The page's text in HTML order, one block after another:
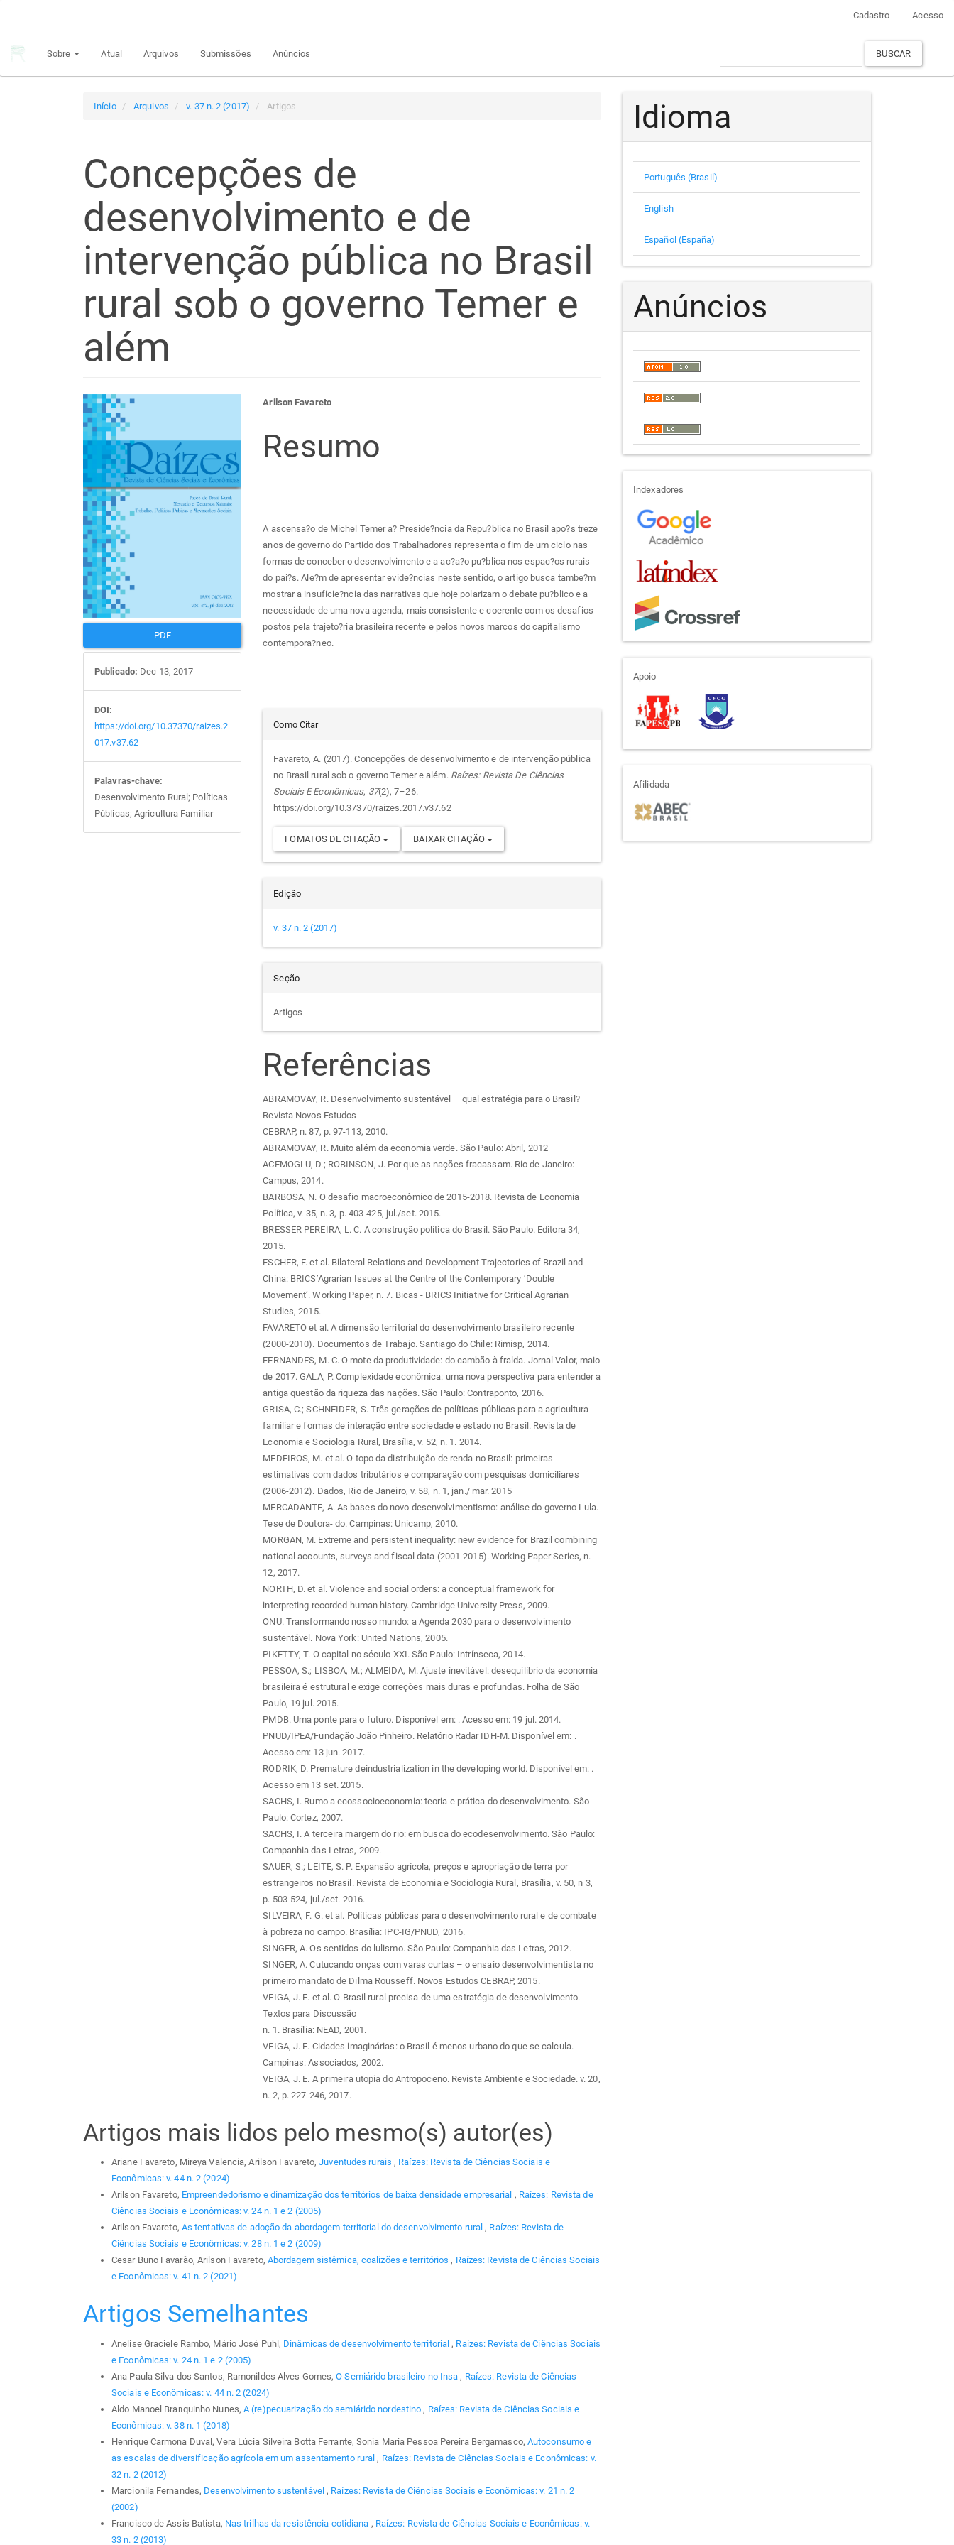
principal
Cadastro Acesso
Sobre Atual Arquivos Submissões Anúncios BUSCAR
Início Arquivos v. 37 n. 2 (2017) Artigos
Concepções de
desenvolvimento e de
intervenção pública no Brasil
rural sob o governo Temer e
além
Barra
lateral
de
artigos
PDF
Publicado: Dec 13, 2017
DOI:
https://doi.org/10.37370/raizes.2
017.v37.62
Palavras-chave:
Desenvolvimento Rural; Políticas
Públicas; Agricultura Familiar
Conteúdo
do
principal
Arilson Favareto
Resumo
A ascensa?o de Michel Temer a? Preside?ncia da Repu?blica no Brasil apo?s treze
anos de governo do Partido dos Trabalhadores representa o fim de um ciclo nas
formas de conceber o desenvolvimento e a ac?a?o pu?blica nos espac?os rurais
do pai?s. Ale?m de apresentar evide?ncias neste sentido, o artigo busca tambe?m
mostrar a insuficie?ncia das narrativas que hoje polarizam o debate pu?blico e a
necessidade de uma nova agenda, mais consistente e coerente com os desafios
postos pela trajeto?ria brasileira recente e pelos novos marcos do capitalismo
contempora?neo.
Detalhes
do
artigo
Como Citar
Favareto, A. (2017). Concepções de desenvolvimento e de intervenção pública
no Brasil rural sob o governo Temer e além. Raízes: Revista De Ciências
Sociais E Econômicas, 37(2), 7–26.
https://doi.org/10.37370/raizes.2017.v37.62
FOMATOS DE CITAÇÃO BAIXAR CITAÇÃO
Edição
v. 37 n. 2 (2017)
Seção
Artigos
Referências
ABRAMOVAY, R. Desenvolvimento sustentável – qual estratégia para o Brasil?
Revista Novos Estudos
CEBRAP, n. 87, p. 97-113, 2010.
ABRAMOVAY, R. Muito além da economia verde. São Paulo: Abril, 2012
ACEMOGLU, D.; ROBINSON, J. Por que as nações fracassam. Rio de Janeiro:
Campus, 2014.
BARBOSA, N. O desafio macroeconômico de 2015-2018. Revista de Economia
Política, v. 35, n. 3, p. 403-425, jul./set. 2015.
BRESSER PEREIRA, L. C. A construção política do Brasil. São Paulo. Editora 34,
2015.
ESCHER, F. et al. Bilateral Relations and Development Trajectories of Brazil and
China: BRICS’Agrarian Issues at the Centre of the Contemporary ‘Double
Movement’. Working Paper, n. 7. Bicas - BRICS Initiative for Critical Agrarian
Studies, 2015.
FAVARETO et al. A dimensão territorial do desenvolvimento brasileiro recente
(2000-2010). Documentos de Trabajo. Santiago do Chile: Rimisp, 2014.
FERNANDES, M. C. O mote da produtividade: do cambão à fralda. Jornal Valor, maio
de 2017. GALA, P. Complexidade econômica: uma nova perspectiva para entender a
antiga questão da riqueza das nações. São Paulo: Contraponto, 2016.
GRISA, C.; SCHNEIDER, S. Três gerações de políticas públicas para a agricultura
familiar e formas de interação entre sociedade e estado no Brasil. Revista de
Economia e Sociologia Rural, Brasília, v. 52, n. 1. 2014.
MEDEIROS, M. et al. O topo da distribuição de renda no Brasil: primeiras
estimativas com dados tributários e comparação com pesquisas domiciliares
(2006-2012). Dados, Rio de Janeiro, v. 58, n. 1, jan./ mar. 2015
MERCADANTE, A. As bases do novo desenvolvimentismo: análise do governo Lula.
Tese de Doutora- do. Campinas: Unicamp, 2010.
MORGAN, M. Extreme and persistent inequality: new evidence for Brazil combining
national accounts, surveys and fiscal data (2001-2015). Working Paper Series, n.
12, 2017.
NORTH, D. et al. Violence and social orders: a conceptual framework for
interpreting recorded human history. Cambridge University Press, 2009.
ONU. Transformando nosso mundo: a Agenda 2030 para o desenvolvimento
sustentável. Nova York: United Nations, 2005.
PIKETTY, T. O capital no século XXI. São Paulo: Intrínseca, 2014.
PESSOA, S.; LISBOA, M.; ALMEIDA, M. Ajuste inevitável: desequilíbrio da economia
brasileira é estrutural e exige correções mais duras e profundas. Folha de São
Paulo, 19 jul. 2015.
PMDB. Uma ponte para o futuro. Disponível em: . Acesso em: 19 jul. 2014.
PNUD/IPEA/Fundação João Pinheiro. Relatório Radar IDH-M. Disponível em: .
Acesso em: 13 jun. 2017.
RODRIK, D. Premature deindustrialization in the developing world. Disponível em: .
Acesso em 13 set. 2015.
SACHS, I. Rumo a ecossocioeconomia: teoria e prática do desenvolvimento. São
Paulo: Cortez, 2007.
SACHS, I. A terceira margem do rio: em busca do ecodesenvolvimento. São Paulo:
Companhia das Letras, 2009.
SAUER, S.; LEITE, S. P. Expansão agrícola, preços e apropriação de terra por
estrangeiros no Brasil. Revista de Economia e Sociologia Rural, Brasília, v. 50, n 3,
p. 503-524, jul./set. 2016.
SILVEIRA, F. G. et al. Políticas públicas para o desenvolvimento rural e de combate
à pobreza no campo. Brasília: IPC-IG/PNUD, 2016.
SINGER, A. Os sentidos do lulismo. São Paulo: Companhia das Letras, 2012.
SINGER, A. Cutucando onças com varas curtas – o ensaio desenvolvimentista no
primeiro mandato de Dilma Rousseff. Novos Estudos CEBRAP, 2015.
VEIGA, J. E. et al. O Brasil rural precisa de uma estratégia de desenvolvimento.
Textos para Discussão
n. 1. Brasília: NEAD, 2001.
VEIGA, J. E. Cidades imaginárias: o Brasil é menos urbano do que se calcula.
Campinas: Associados, 2002.
VEIGA, J. E. A primeira utopia do Antropoceno. Revista Ambiente e Sociedade. v. 20,
n. 2, p. 227-246, 2017.
Artigos mais lidos pelo mesmo(s) autor(es)
Ariane Favareto, Mireya Valencia, Arilson Favareto,Juventudes rurais, Raízes: Revista de Ciências Sociais e
Econômicas: v. 44 n. 2 (2024)
Arilson Favareto, Empreendedorismo e dinamização dos territórios de baixa densidade empresarial , Raízes: Revista de
Ciências Sociais e Econômicas: v. 24 n. 1 e 2 (2005)
Arilson Favareto, As tentativas de adoção da abordagem territorial do desenvolvimento rural, Raízes: Revista de
Ciências Sociais e Econômicas: v. 28 n. 1 e 2 (2009)
Cesar Buno Favarão, Arilson Favareto, Abordagem sistêmica, coalizões e territórios, Raízes: Revista de Ciências Sociais
e Econômicas: v. 41 n. 2 (2021)
Artigos Semelhantes
Anelise Graciele Rambo, Mário José Puhl, Dinâmicas de desenvolvimento territorial , Raízes: Revista de Ciências Sociais
e Econômicas: v. 24 n. 1 e 2 (2005)
Ana Paula Silva dos Santos, Ramonildes Alves Gomes,O Semiárido brasileiro no Insa , Raízes: Revista de Ciências
Sociais e Econômicas: v. 44 n. 2 (2024)
Aldo Manoel Branquinho Nunes,A (re)pecuarização do semiárido nordestino , Raízes: Revista de Ciências Sociais e
Econômicas: v. 38 n. 1 (2018)
Henrique Carmona Duval, Vera Lúcia Silveira Botta Ferrante, Sonia Maria Pessoa Pereira Bergamasco, Autoconsumo e
as escalas de diversificação agrícola em um assentamento rural , Raízes: Revista de Ciências Sociais e Econômicas: v.
32 n. 2 (2012)
Marcionila Fernandes, Desenvolvimento sustentável , Raízes: Revista de Ciências Sociais e Econômicas: v. 21 n. 2
(2002)
Francisco de Assis Batista, Nas trilhas da resistência cotidiana , Raízes: Revista de Ciências Sociais e Econômicas: v.
33 n. 2 (2013)
Idioma
Português (Brasil)
English
Español (España)
Anúncios
indexadores
Indexadores
apoio
Apoio
afiliada
Afilidada